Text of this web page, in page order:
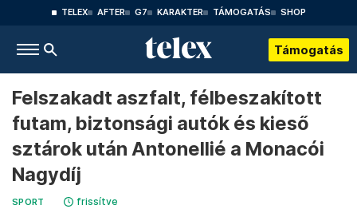
TELEX AFTER G7 KARAKTER TÁMOGATÁS SHOP
Támogatás
Felszakadt aszfalt, félbeszakított
futam, biztonsági autók és kieső
sztárok után Antonellié a Monacói
Nagydíj
SPORT frissítve